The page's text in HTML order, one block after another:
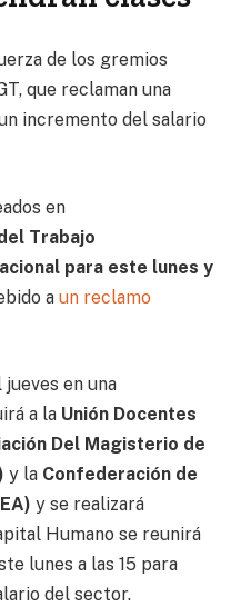
de los gremios
que reclaman una
incremento del salario
en
Trabajo
para este lunes y
a un reclamo
jueves en una
a la Unión Docentes
Del Magisterio de
y la Confederación de
y se realizará
Humano se reunirá
lunes a las 15 para
del sector.